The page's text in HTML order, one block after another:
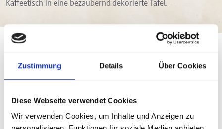
Zustimmung Details Über Cookies
Diese Webseite verwendet Cookies
Wir verwenden Cookies, um Inhalte und Anzeigen zu
Kaffeetisch in eine bezaubernd dekorierte Tafel.
Lagerung
Vor Feuchtigkeit und Wärme schützen.